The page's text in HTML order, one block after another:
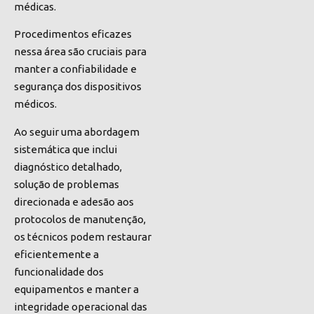
médicas.
Procedimentos eficazes
nessa área são cruciais para
manter a confiabilidade e
segurança dos dispositivos
médicos.
Ao seguir uma abordagem
sistemática que inclui
diagnóstico detalhado,
solução de problemas
direcionada e adesão aos
protocolos de manutenção,
os técnicos podem restaurar
eficientemente a
funcionalidade dos
equipamentos e manter a
integridade operacional das